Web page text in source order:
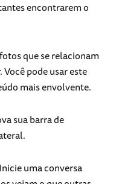
encontrarem o
que se relacionam
pode usar este
mais envolvente.
sua barra de
uma conversa